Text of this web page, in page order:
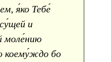
я́ко Тебе́
и
моле́нию
коему́ждо бо